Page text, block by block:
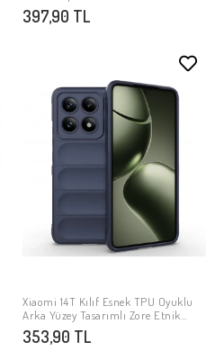
397,90 TL
SEPETE EKLE
Xiaomi 14T Kılıf Esnek TPU Oyuklu
Arka Yüzey Tasarımlı Zore Etnik
Silikon Kapak
353,90 TL